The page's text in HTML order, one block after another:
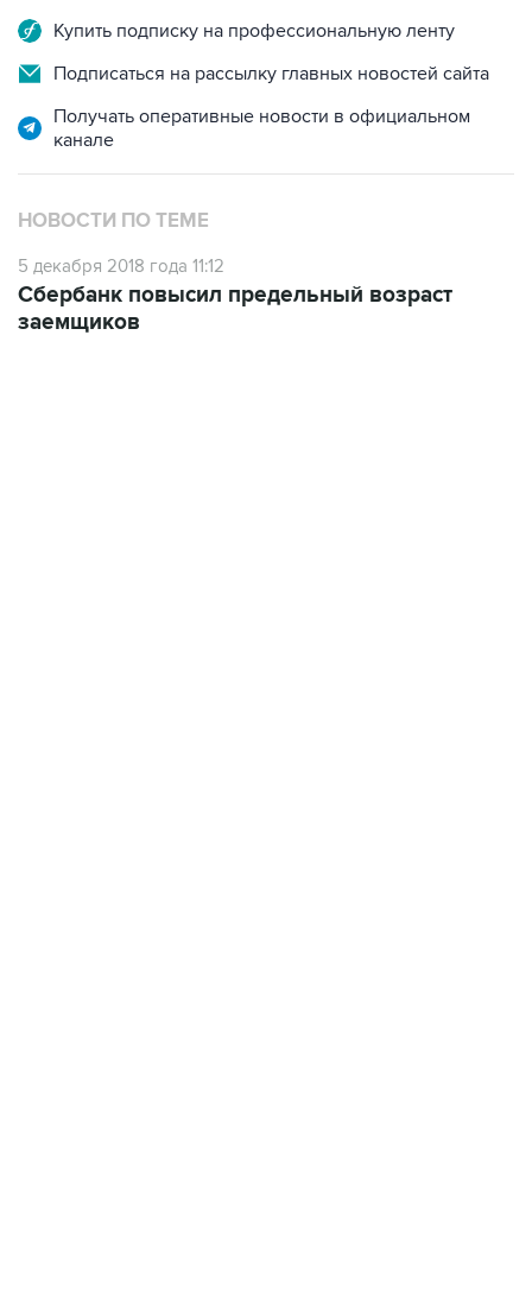
Подписаться на рассылку главных новостей сайта
Получать оперативные новости в официальном
НОВОСТИ ПО ТЕМЕ
5 декабря 2018 года 11:12
заемщиков